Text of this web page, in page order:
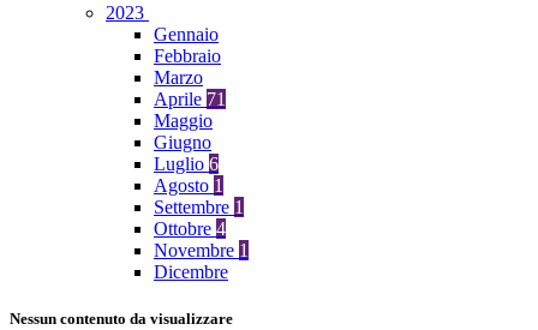
2023
Gennaio
Febbraio
Marzo
Aprile 71
Maggio
Giugno
Luglio 6
Agosto 1
Settembre 1
Ottobre 4
Novembre 1
Dicembre
Nessun contenuto da visualizzare